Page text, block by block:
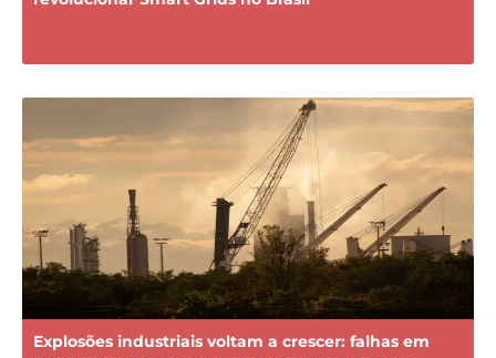
Explosões industriais voltam a crescer: falhas em